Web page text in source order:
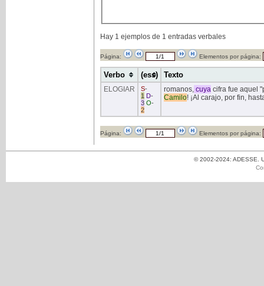
Hay 1 ejemplos de 1 entradas verbales
Página: Elementos por página:
Verbo (ess) Texto
ELOGIAR S-
1
D-
3 O-
2
romanos,cuyacifra fue aquel
Camilo! ¡Al carajo, por fin,
Página: Elementos por página:
© 2002-2024: ADESSE.